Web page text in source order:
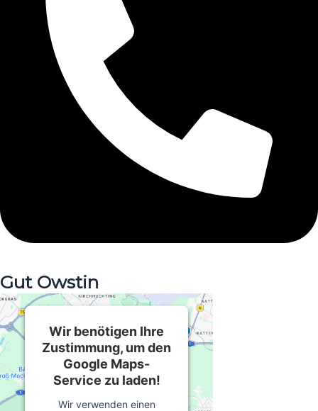
Gut Owstin
Wir benötigen Ihre
Zustimmung, um den
Google Maps-
Service zu laden!
Wir verwenden einen